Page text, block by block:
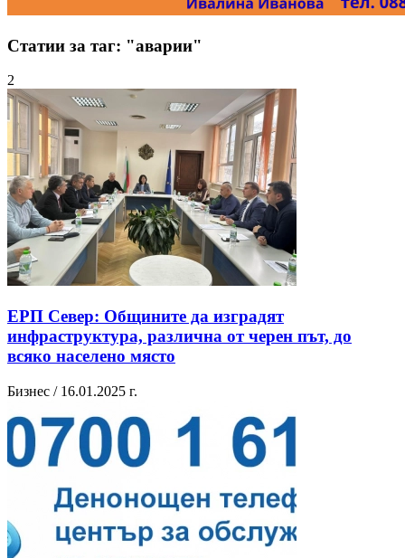
Статии за таг: "аварии"
2
ЕРП Север: Общините да изградят
инфраструктура, различна от черен път, до
всяко населено място
Бизнес / 16.01.2025 г.